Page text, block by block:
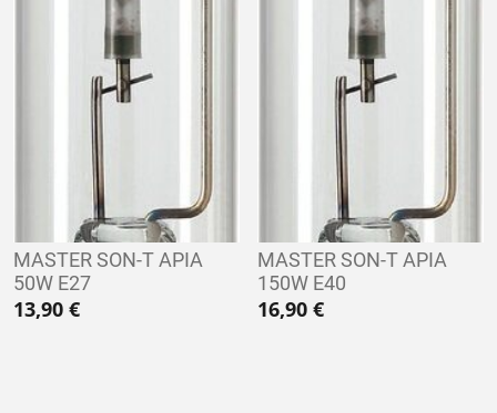
MASTER SON-T APIA
50W E27
13,90 €
MASTER SON-T APIA
150W E40
16,90€